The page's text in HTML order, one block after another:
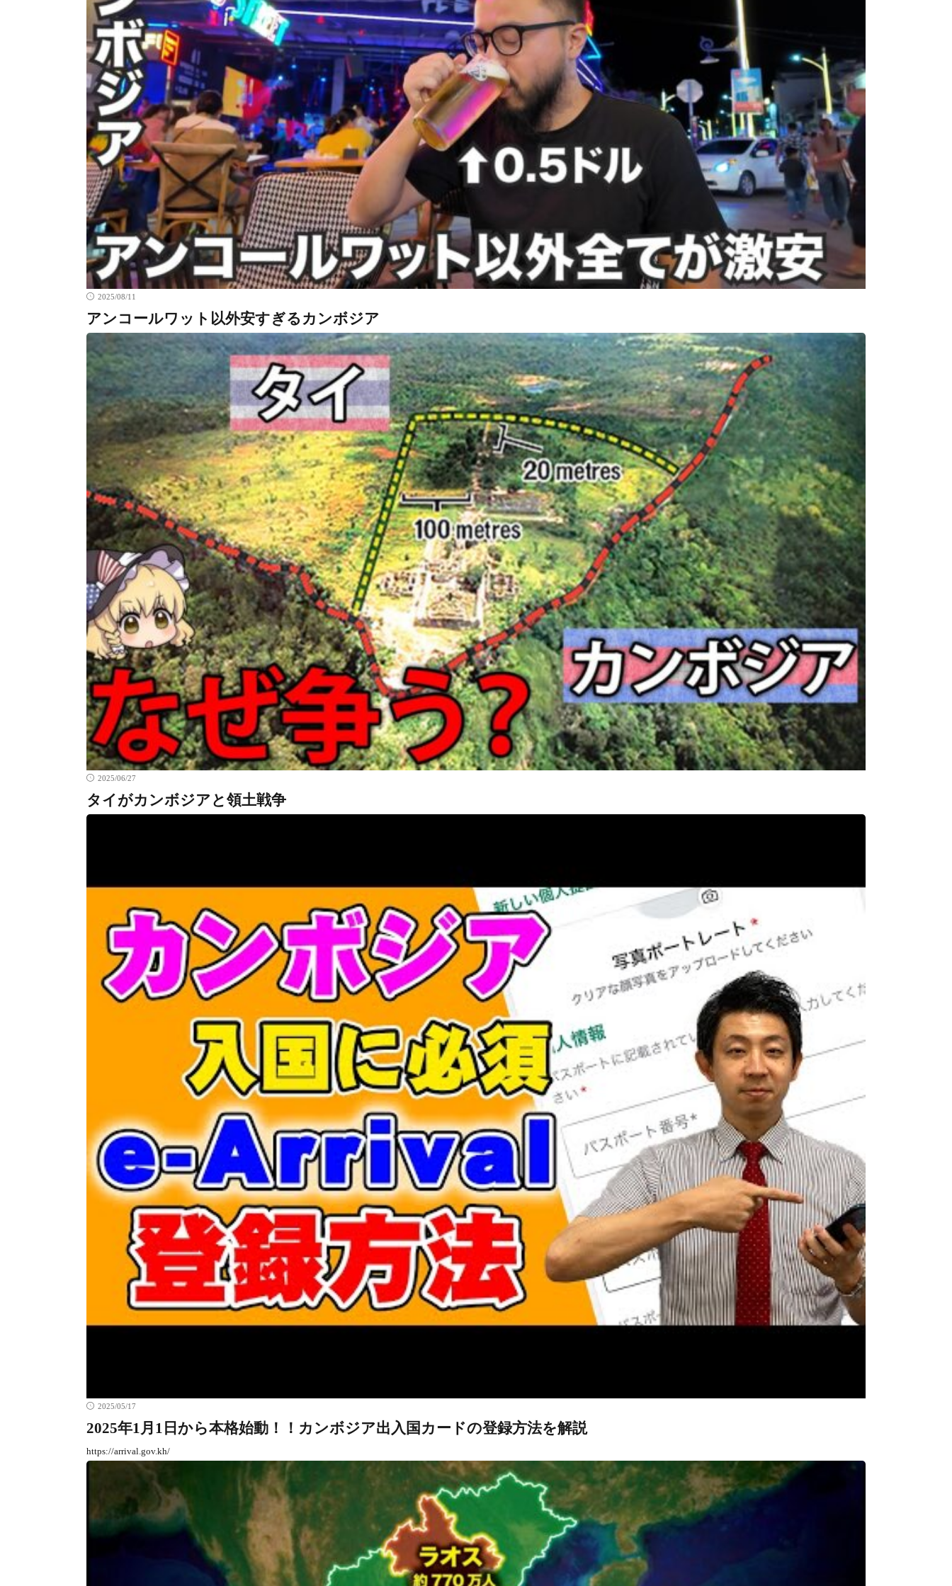
2025/08/11
アンコールワット以外安すぎるカンボジア
2025/06/27
タイがカンボジアと領土戦争
2025/05/17
2025年1月1日から本格始動！！カンボジア出入国カードの登録方法を解説
https://arrival.gov.kh/